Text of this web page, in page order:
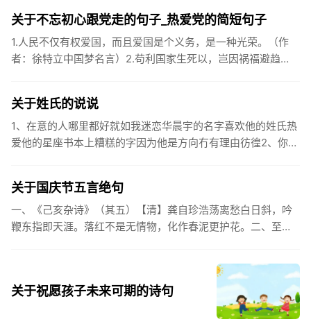
关于不忘初心跟党走的句子_热爱党的简短句子
1.人民不仅有权爱国，而且爱国是个义务，是一种光荣。（作
者：徐特立中国梦名言）2.苟利国家生死以，岂因祸福避趋
关于姓氏的说说
1、在意的人哪里都好就如我迷恋华晨宇的名字喜欢他的姓氏热
爱他的星座书本上糟糕的字因为他是方向冇有理由彷徨2、你的
关于国庆节五言绝句
一、《己亥杂诗》（其五）【清】龚自珍浩荡离愁白日斜，吟
鞭东指即天涯。落红不是无情物，化作春泥更护花。二、至今
关于祝愿孩子未来可期的诗句